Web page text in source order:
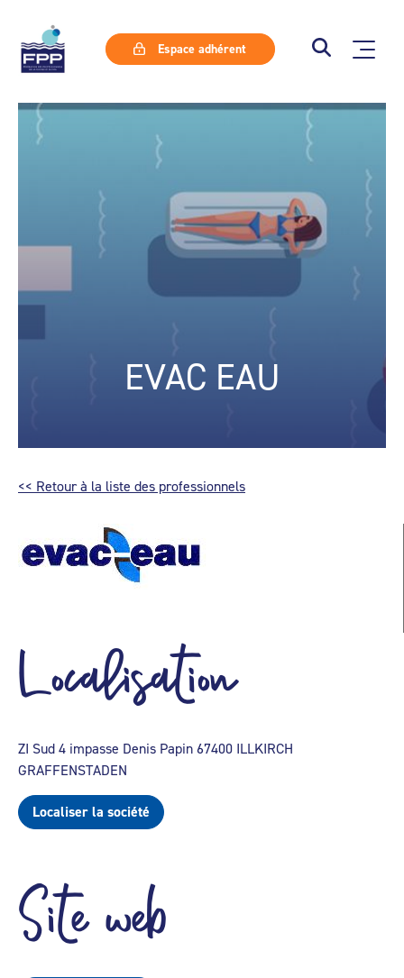
Espace adhérent
EVAC EAU
<< Retour à la liste des professionnels
Localisation
ZI Sud 4 impasse Denis Papin 67400 ILLKIRCH
GRAFFENSTADEN
Localiser la société
Site web